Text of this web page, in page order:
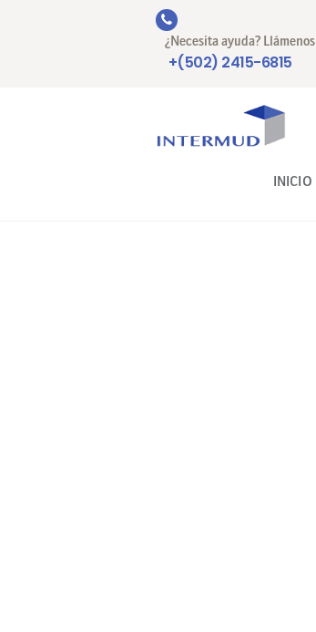
¿Necesita ayuda? Llámenos
+(502) 2415-6815
INICIO